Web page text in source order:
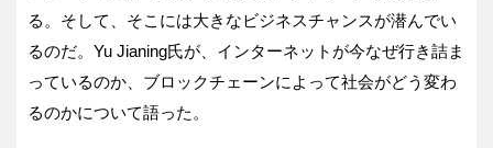
る。そして、そこには大きなビジネスチャンスが潜んでい
るのだ。Yu Jianing氏が、インターネットが今なぜ行き詰ま
っているのか、ブロックチェーンによって社会がどう変わ
るのかについて語った。